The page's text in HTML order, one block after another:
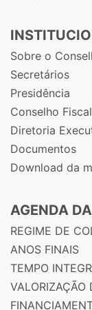
Sobre o
Secretários
Presidência
Conselho Fiscal
Diretoria
Documentos
Download da
AGENDA
REGIME DE
ANOS FINAIS
TEMPO
VALORIZAÇÃO